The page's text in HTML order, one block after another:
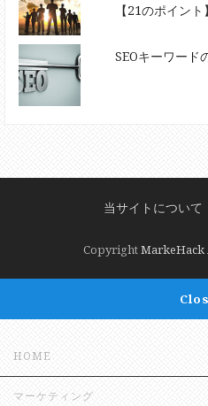
【21のポイント】
SEOキーワード
当サイトについて
CopyrightMarkeHack
HOME
マーケティング